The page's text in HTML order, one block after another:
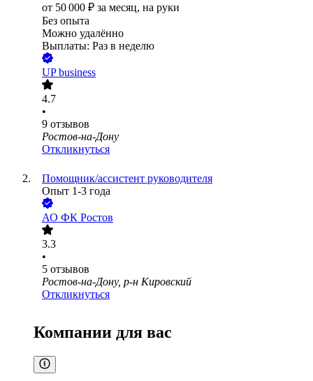
от 50 000 ₽ за месяц, на руки
Без опыта
Можно удалённо
Выплаты: Раз в неделю
UP business
4.7
•
9 отзывов
Ростов-на-Дону
Откликнуться
Помощник/ассистент руководителя
Опыт 1-3 года
АО ФК Ростов
3.3
•
5 отзывов
Ростов-на-Дону, р-н Кировский
Откликнуться
Компании для вас